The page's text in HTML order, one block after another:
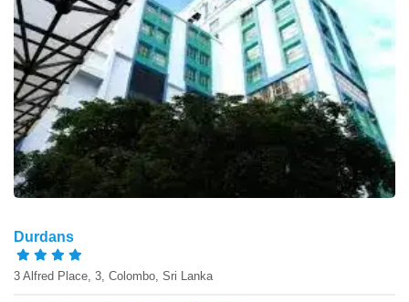
Durdans
3 Alfred Place, 3, Colombo, Sri Lanka